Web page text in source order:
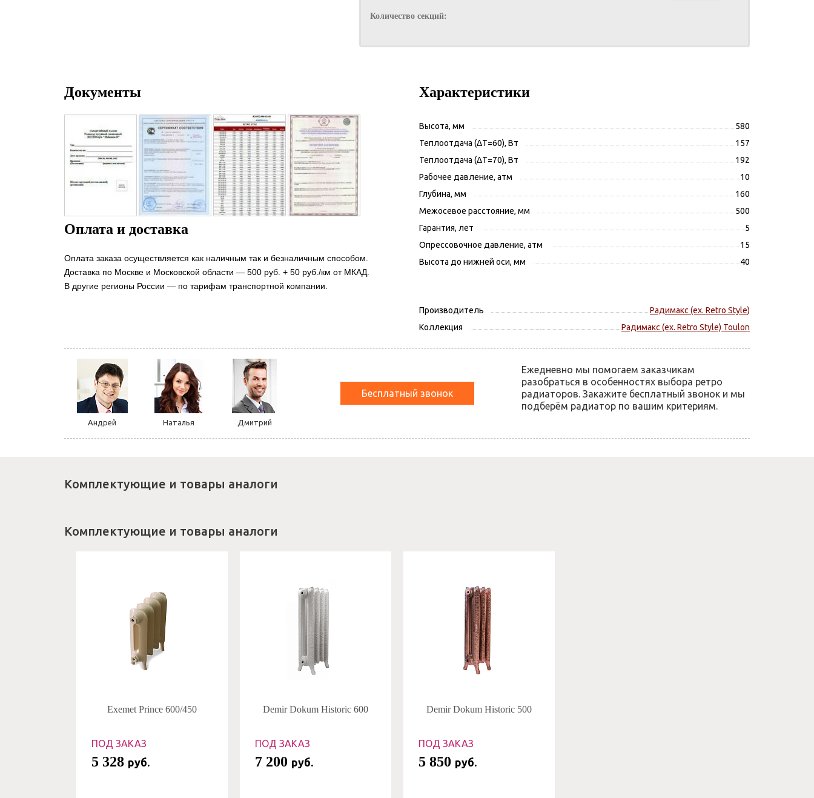
Количество секций:
Документы
Оплата и доставка
Оплата заказа осуществляется как наличным так и безналичным способом.
Доставка по Москве и Московской области — 500 руб. + 50 руб./км от МКАД.
В другие регионы России — по тарифам транспортной компании.
Характеристики
Высота, мм
580
Теплоотдача (ΔT=60), Вт
157
Теплоотдача (ΔT=70), Вт
192
Рабочее давление, атм
10
Глубина, мм
160
Межосевое расстояние, мм
500
Гарантия, лет
5
Опрессовочное давление, атм
15
Высота до нижней оси, мм
40
Производитель
Радимакс (ex. Retro Style)
Коллекция
Радимакс (ex. Retro Style) Toulon
Андрей Наталья Дмитрий
Бесплатный звонок
Ежедневно мы помогаем заказчикам
разобраться в особенностях выбора ретро
радиаторов. Закажите бесплатный звонок и мы
подберём радиатор по вашим критериям.
Комплектующие и товары аналоги
Комплектующие и товары аналоги
Exemet Prince 600/450
ПОД ЗАКАЗ
5 328 руб.
Demir Dokum Historic 600
ПОД ЗАКАЗ
7 200 руб.
Demir Dokum Historic 500
ПОД ЗАКАЗ
5 850 руб.